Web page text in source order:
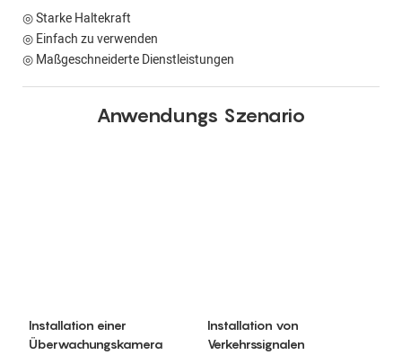
◎ Starke Haltekraft
◎ Einfach zu verwenden
◎ Maßgeschneiderte Dienstleistungen
Anwendungs Szenario
Installation einer
Überwachungskamera
Installation von
Verkehrssignalen